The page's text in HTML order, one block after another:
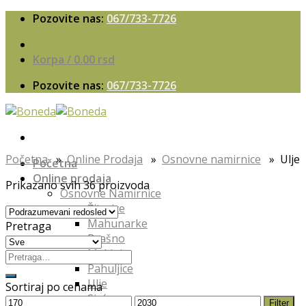
Skip
content
Pozovite nas: 067/733-7726
Korpa / 0.00 rsd
Pozovite nas: 067/733-7726
Početna
Online prodaja
Osnovne Namirnice
Žitarice
Mahunarke
Brašno
Mekinje
Pahuljice
Ulje
Sirće
Početna»Online Prodaja » Osnovne namirnice » Ulje
Prikazano svih 36 proizvoda
Pretraga
Sortiraj po cenama
Filter